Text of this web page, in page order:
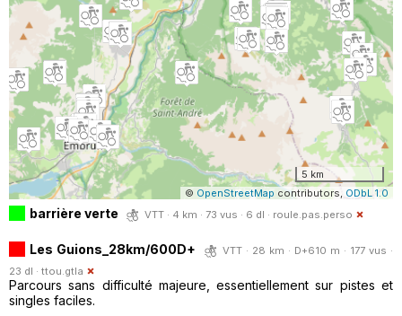
5 km
© OpenStreetMap contributors, ODbL 1.0
barrière verte VTT · 4 km · 73 vus · 6 dl · roule.pas.perso
Les Guions_28km/600D+
VTT · 28 km · D+610 m · 177 vus ·
23 dl · ttou.gtla
Parcours sans difficulté majeure, essentiellement sur pistes et
singles faciles.